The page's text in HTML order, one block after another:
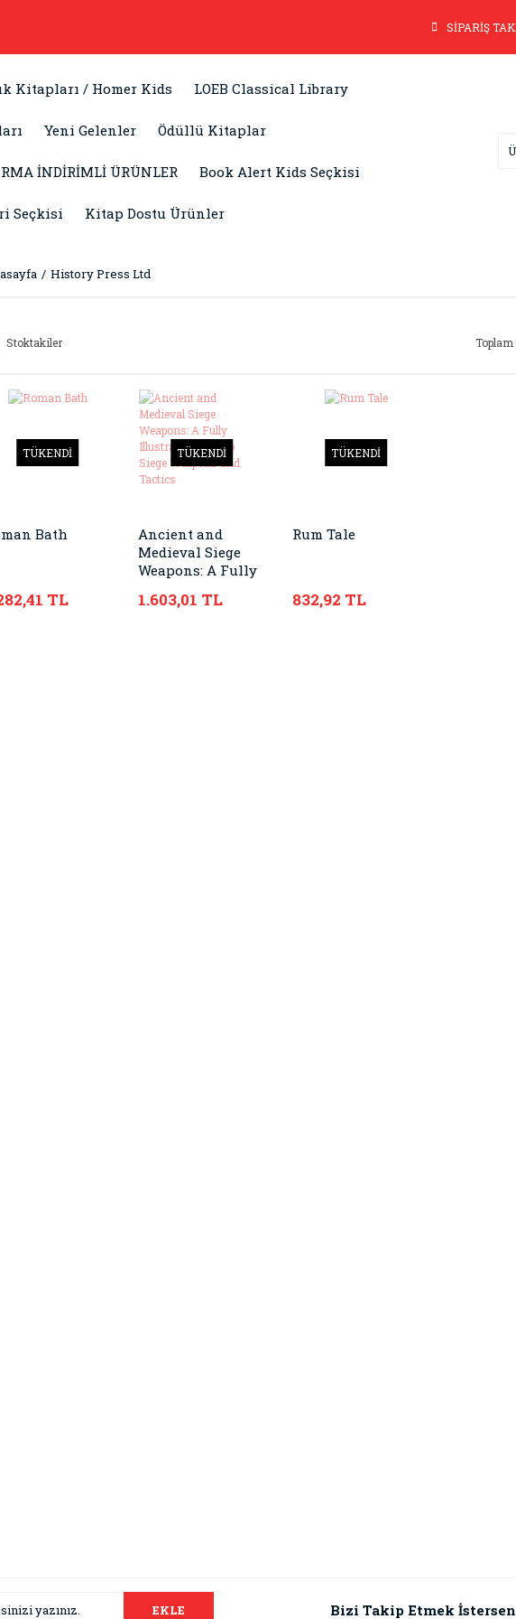
SİPARİŞ
Kitapları / Homer Kids LOEB Classical Library
Yeni Gelenler Ödüllü Kitaplar
İNDİRİMLİ ÜRÜNLER Book Alert Kids Seçkisi
Seçkisi Kitap Dostu Ürünler
History Press Ltd
Stoktakiler
TÜKENDİ
Bath
TL
TÜKENDİ
Ancient and
Medieval Siege
Weapons: A Fully
to Siege Weapons
1.603,01 TL
TÜKENDİ
Rum Tale
832,92 TL
EKLE Bizi Takip Etmek